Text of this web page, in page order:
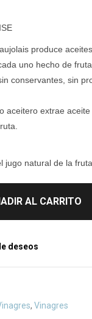
produce
uno hecho de
conservantes, sin
aceitero extrae
jugo natural de la fruta.
AL CARRITO
deseos
, Vinagres